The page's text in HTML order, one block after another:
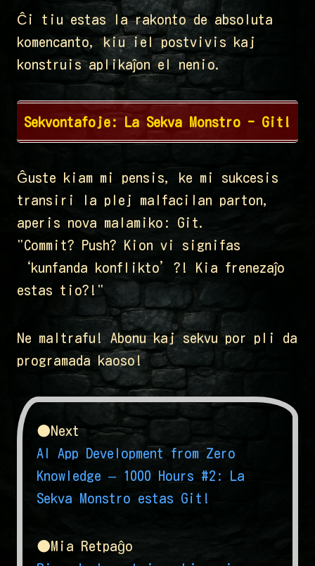
Ĉi tiu estas la rakonto de absoluta
komencanto, kiu iel postvivis kaj
konstruis aplikaĵon el nenio.
Sekvontafoje: La Sekva Monstro - Git!
Ĝuste kiam mi pensis, ke mi sukcesis
transiri la plej malfacilan parton,
aperis nova malamiko: Git.
"Commit? Push? Kion vi signifas
‘kunfanda konflikto’?! Kia frenezaĵo
estas tio?!"
Ne maltrafu! Abonu kaj sekvu por pli da
programada kaoso!
●Next
AI App Development from Zero
Knowledge – 1000 Hours #2: La
Sekva Monstro estas Git!
●Mia Retpaĝo